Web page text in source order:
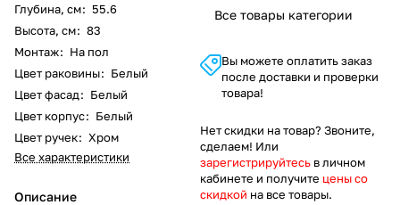
Глубина, см: 55.6
Высота, см: 83
Монтаж: На пол
Цвет раковины: Белый
Цвет фасад: Белый
Цвет корпус: Белый
Цвет ручек: Хром
Все характеристики
Описание
Все товары категории
Вы можете оплатить заказ
после доставки и проверки
товара!
Нет скидки на товар? Звоните,
сделаем! Или
зарегистрируйтесь в личном
кабинете и получите цены со
скидкой на все товары.